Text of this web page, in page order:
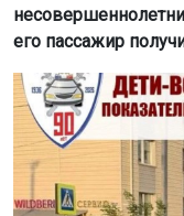
его пассажир